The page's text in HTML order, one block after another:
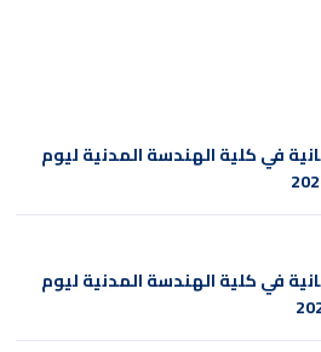
في كلية الهندسة المدنية ليوم
في كلية الهندسة المدنية ليوم